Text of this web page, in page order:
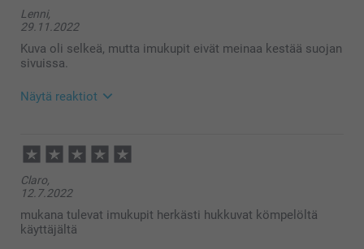
Lenni,
29.11.2022
Kuva oli selkeä, mutta imukupit eivät meinaa kestää suojan
sivuissa.
Näytä reaktiot
14:10
Hei Lenni!
tyytyväinen tuotteeseen. Ota mielellään yhteyttä
asiakaspalveluun, niin voimme lähettää uudet
imukupit.
Claro,
12.7.2022
mukana tulevat imukupit herkästi hukkuvat kömpelöltä
käyttäjältä